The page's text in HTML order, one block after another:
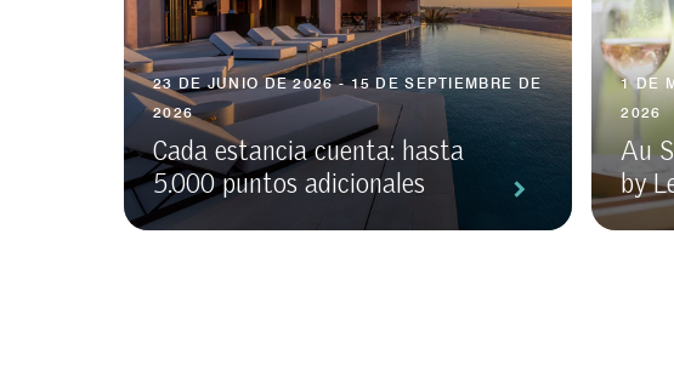
23 DE JUNIO DE 2026 - 15 DE SEPTIEMBRE DE
2026
Cada estancia cuenta: hasta
5.000 puntos adicionales
1 DE
2026
Au
by